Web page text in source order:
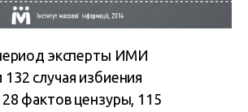
эксперты ИМИ
случая избиения
фактов цензуры, 115